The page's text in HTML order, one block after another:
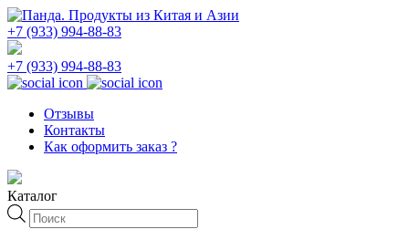
+7 (933) 994-88-83
+7 (933) 994-88-83
Отзывы
Контакты
Как оформить заказ ?
Каталог
Поиск
товаров